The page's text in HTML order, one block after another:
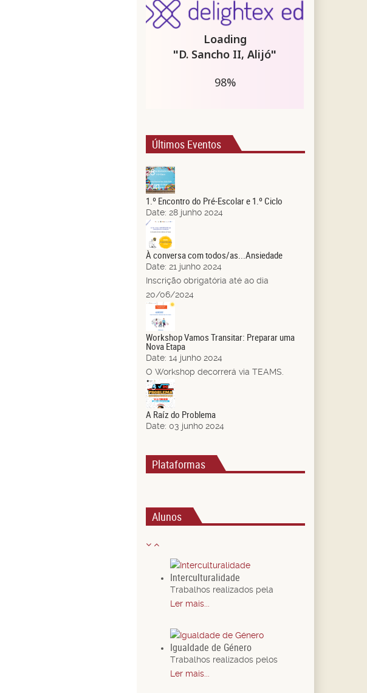
Últimos Eventos
28
Jun.
1.º Encontro do Pré-Escolar e 1.º Ciclo
Date: 28 junho 2024
21
Jun.
À conversa com todos/as...Ansiedade
Date: 21 junho 2024
Inscrição obrigatória até ao dia
20/06/2024
Jun.
Workshop Vamos Transitar: Preparar uma
Nova Etapa
Date: 14 junho 2024
O Workshop decorrerá via TEAMS.
03
Jun.
A Raíz do Problema
Date: 03 junho 2024
Plataformas
Alunos
Interculturalidade
Trabalhos realizados pela
Ler mais...
Igualdade de Género
Trabalhos realizados pelos
Ler mais...